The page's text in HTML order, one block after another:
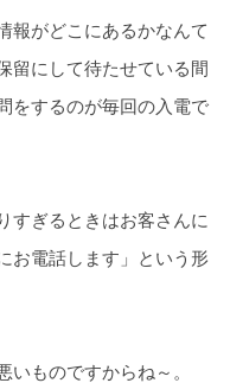
報がどこにあるかなんて
留にして待たせている間
をするのが毎回の入電で
すぎるときはお客さんに
お電話します」という形
ものですからね～。